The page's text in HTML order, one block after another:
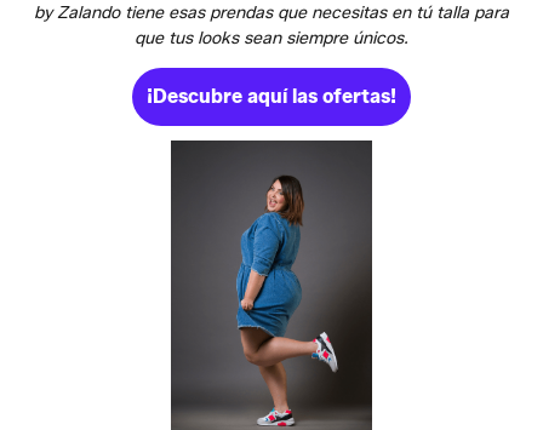
by Zalando tiene esas prendas que necesitas en tú talla para
que tus looks sean siempre únicos.
¡Descubre aquí las ofertas!